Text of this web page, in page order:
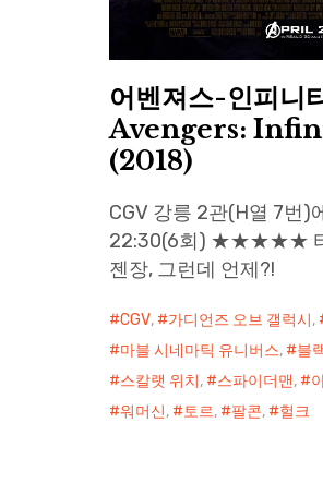
어벤져스-인피니
Avengers:
(2018)
CGV 강릉 2관(H열 7번)
22:30(6회) ★★★★★ 타
젠장, 그런데 언제?!
CGV, 가디언즈 오브 갤럭시,
마블 시네마틱 유니버스, 블
스칼랫 위치, 스파이더맨,
워머신, 토르, 팔콘, 헐크